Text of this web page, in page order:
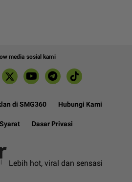
media sosial kami
di SMG360 Hubungi Kami
Dasar Privasi
Lebih hot, viral dan sensasi